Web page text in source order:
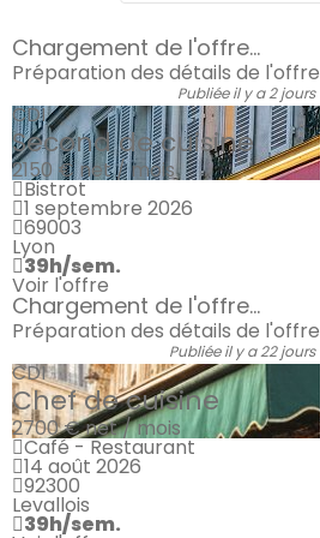
Chargement de l'offre...
Préparation des détails de l'offre
Publiée il y a 2 jours
CDI
Second de cuisine
2150 €net / mois
Bistrot
1 septembre 2026
69003
Lyon
39h/sem.
Voir l'offre
Chargement de l'offre...
Préparation des détails de l'offre
Publiée il y a 22 jours
CDI
Chef de cuisine
2700 €net / mois
Café - Restaurant
14 août 2026
92300
Levallois
39h/sem.